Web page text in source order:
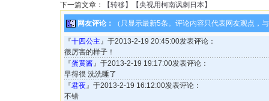
下一篇文章： 【转移】【央视用柯南讽刺日本】
网友评论： （只显示最新5条。评论内容只代表网友观点，
『十四公主』于2013-2-19 20:45:00发表评论：
很厉害的样子！
『蛋黄酱』于2013-2-19 19:17:00发表评论：
早得很 洗洗睡了
『君夜』于2013-2-19 16:12:00发表评论：
不错